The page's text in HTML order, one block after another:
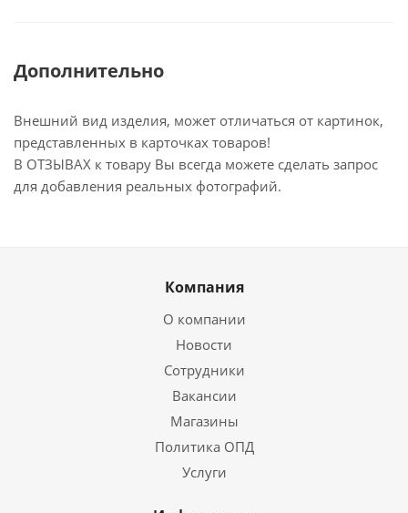
Дополнительно
Внешний вид изделия, может отличаться от картинок,
представленных в карточках товаров!
В ОТЗЫВАХ к товару Вы всегда можете сделать запрос
для добавления реальных фотографий.
Компания
О компании
Новости
Сотрудники
Вакансии
Магазины
Политика ОПД
Услуги